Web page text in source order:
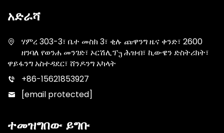
አድራሻ
ሃምረ 303-3፣ ቤተ መስክ 3፣ ቂሉ ጩዋንግ ዜና ቀንድ፣ 2600
ዘንባለ የወንሐ መንገድ፣ ኦርሽሊፕუ ሕዝብ፣ ኪውዌን ድስትሪክት፣
ዋይፋንግ አስተዳደር፣ ሸንዶንግ አካላት
+86-15621853927
[email protected]
ተመዝግበው ይግቡ